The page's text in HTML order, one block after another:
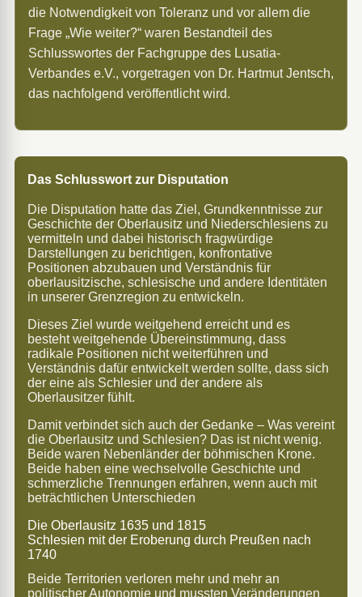
die Notwendigkeit von Toleranz und vor allem die
Frage „Wie weiter?“ waren Bestandteil des
Schlusswortes der Fachgruppe des Lusatia-
Verbandes e.V., vorgetragen von Dr. Hartmut Jentsch,
das nachfolgend veröffentlicht wird.
Das Schlusswort zur Disputation
Die Disputation hatte das Ziel, Grundkenntnisse zur
Geschichte der Oberlausitz und Niederschlesiens zu
vermitteln und dabei historisch fragwürdige
Darstellungen zu berichtigen, konfrontative
Positionen abzubauen und Verständnis für
oberlausitzische, schlesische und andere Identitäten
in unserer Grenzregion zu entwickeln.
Dieses Ziel wurde weitgehend erreicht und es
besteht weitgehende Übereinstimmung, dass
radikale Positionen nicht weiterführen und
Verständnis dafür entwickelt werden sollte, dass sich
der eine als Schlesier und der andere als
Oberlausitzer fühlt.
Damit verbindet sich auch der Gedanke – Was vereint
die Oberlausitz und Schlesien? Das ist nicht wenig.
Beide waren Nebenländer der böhmischen Krone.
Beide haben eine wechselvolle Geschichte und
schmerzliche Trennungen erfahren, wenn auch mit
beträchtlichen Unterschieden
Die Oberlausitz 1635 und 1815
Schlesien mit der Eroberung durch Preußen nach
1740
Beide Territorien verloren mehr und mehr an
politischer Autonomie und mussten Veränderungen